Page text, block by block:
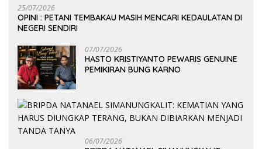
25/07/2026
OPINI : PETANI TEMBAKAU MASIH MENCARI KEDAULATAN DI
NEGERI SENDIRI
07/07/2026
HASTO KRISTIYANTO PEWARIS GENUINE
PEMIKIRAN BUNG KARNO
06/07/2026